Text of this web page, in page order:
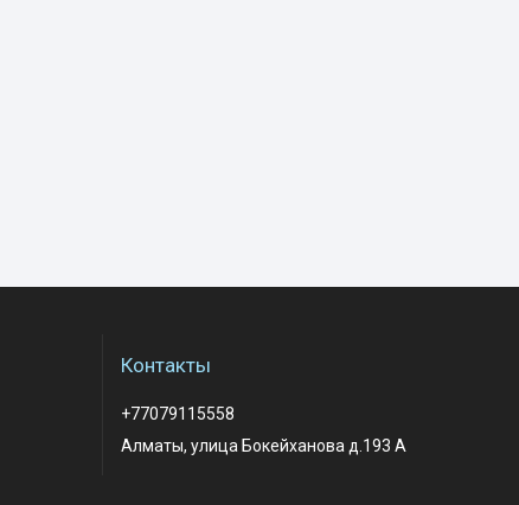
Контакты
+77079115558
Алматы, улица Бокейханова д.193 А